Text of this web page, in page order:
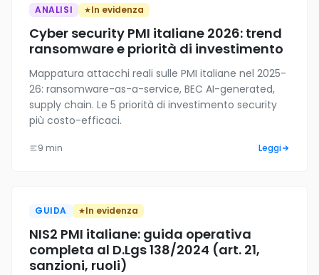
ANALISI In evidenza
Cyber security PMI italiane 2026: trend
ransomware e priorità di investimento
Mappatura attacchi reali sulle PMI italiane nel 2025-
26: ransomware-as-a-service, BEC AI-generated,
supply chain. Le 5 priorità di investimento security
più costo-efficaci.
9 min Leggi
GUIDA In evidenza
NIS2 PMI italiane: guida operativa
completa al D.Lgs 138/2024 (art. 21,
sanzioni, ruoli)